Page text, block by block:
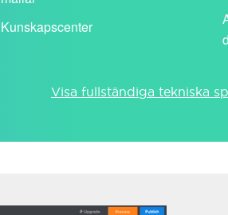
Kunskapscenter
Visa fullständiga tekniska